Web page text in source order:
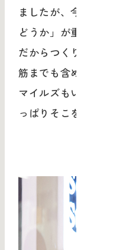
ましたが、今後は「私
どうか」が重要になっ
だからつくり手は、人
筋までも含めて設計す
マイルズもいろんな事
っぱりそこをすごく意